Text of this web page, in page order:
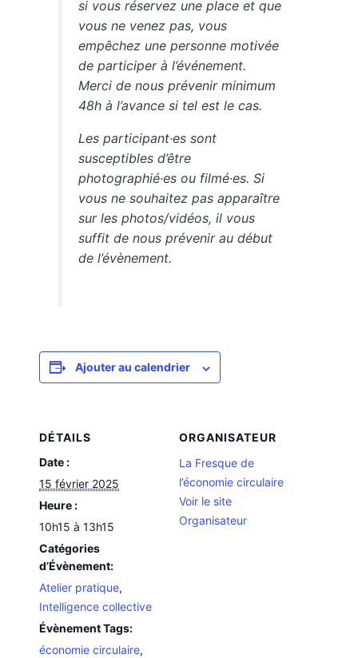
si vous réservez une place et que
vous ne venez pas, vous
empêchez une personne motivée
de participer à l’événement.
Merci de nous prévenir minimum
48h à l’avance si tel est le cas.
Les participant·es sont
susceptibles d’être
photographié·es ou filmé·es. Si
vous ne souhaitez pas apparaître
sur les photos/vidéos, il vous
suffit de nous prévenir au début
de l’évènement.
Ajouter au calendrier
DÉTAILS
Date :
15 février 2025
Heure :
10h15 à 13h15
Catégories
d’Évènement:
Atelier pratique,
Intelligence collective
Évènement Tags:
économie circulaire,
ORGANISATEUR
La Fresque de
l’économie circulaire
Voir le site
Organisateur